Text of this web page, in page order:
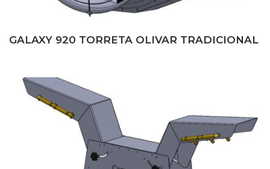
GALAXY 920 TORRETA OLIVAR TRADICIONAL